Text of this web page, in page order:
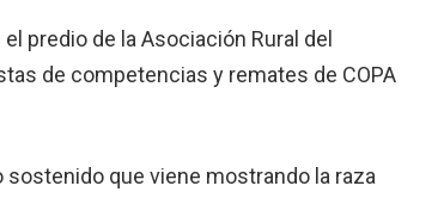
predio de la Asociación Rural del
de competencias y remates de COPA
sostenido que viene mostrando la raza